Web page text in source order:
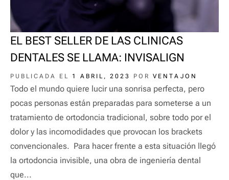
EL BEST SELLER DE LAS CLINICAS
DENTALES SE LLAMA: INVISALIGN
PUBLICADA EL 1 ABRIL, 2023 POR VENTAJON
Todo el mundo quiere lucir una sonrisa perfecta, pero
pocas personas están preparadas para someterse a un
tratamiento de ortodoncia tradicional, sobre todo por el
dolor y las incomodidades que provocan los brackets
convencionales. Para hacer frente a esta situación llegó
la ortodoncia invisible, una obra de ingeniería dental
que...